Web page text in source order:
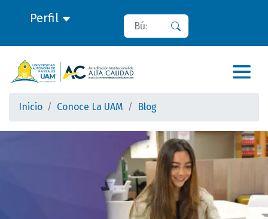
Perfil Buscar
Inicio Conoce La UAM Blog